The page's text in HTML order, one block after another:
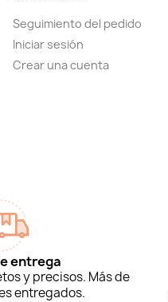
Seguimiento del pedido
Iniciar sesión
Crear una cuenta
entrega
y precisos. Más de
entregados.